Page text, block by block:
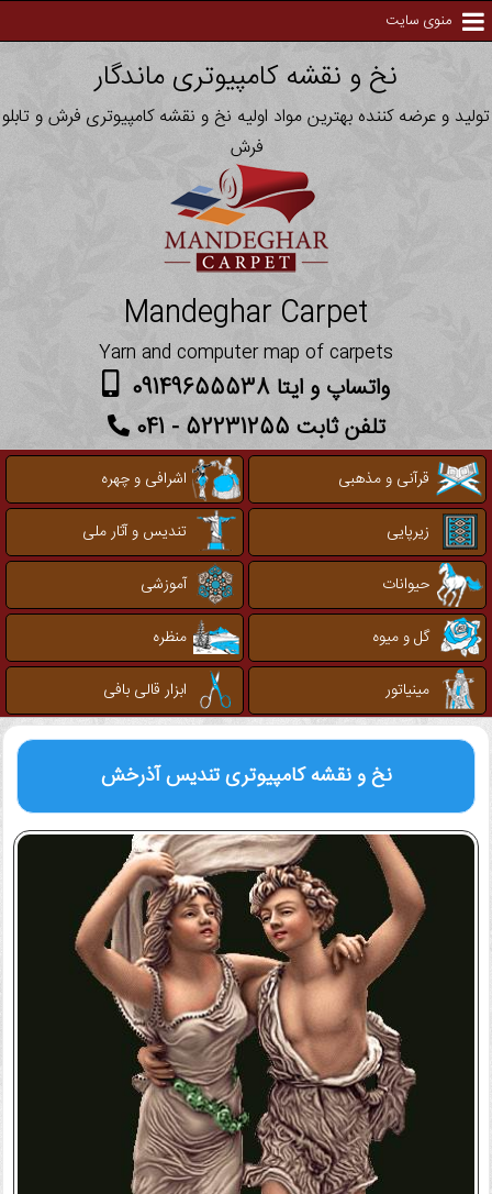
منوی سایت
نخ و نقشه کامپیوتری ماندگار
تولید و عرضه کننده بهترین مواد اولیه نخ و نقشه کامپیوتری فرش و تابلو
فرش
Mandeghar Carpet
Yarn and computer map of carpets
واتساپ و ایتا 09149655538
تلفن ثابت 52231255 - 041
قرآنی و مذهبی
اشرافی و چهره
زیرپایی
تندیس و آثار ملی
حیوانات
آموزشی
گل و میوه
منظره
مینیاتور
ابزار قالی بافی
نخ و نقشه کامپیوتریتندیس آذرخش